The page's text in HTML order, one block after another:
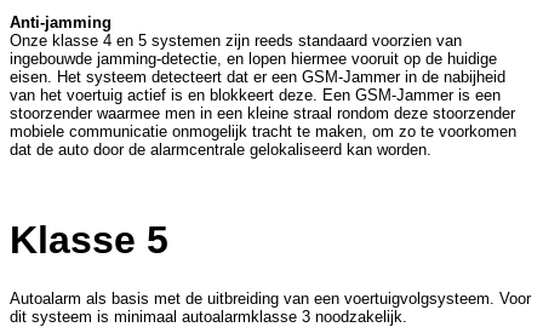
Anti-jamming
Onze klasse 4 en 5 systemen zijn reeds standaard voorzien van
ingebouwde jamming-detectie, en lopen hiermee vooruit op de huidige
eisen. Het systeem detecteert dat er een GSM-Jammer in de nabijheid
van het voertuig actief is en blokkeert deze. Een GSM-Jammer is een
stoorzender waarmee men in een kleine straal rondom deze stoorzender
mobiele communicatie onmogelijk tracht te maken, om zo te voorkomen
dat de auto door de alarmcentrale gelokaliseerd kan worden.
Klasse 5
Autoalarm als basis met de uitbreiding van een voertuigvolgsysteem. Voor
dit systeem is minimaal autoalarmklasse 3 noodzakelijk.